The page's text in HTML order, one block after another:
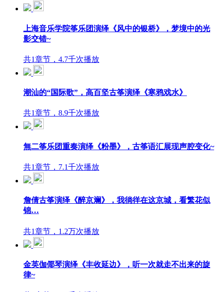
上海音乐学院筝乐团演绎《风中的银桥》，梦境中的光
影交错~
共1章节，4.7千次播放
潮汕的“国际歌”，高百坚古筝演绎《寒鸦戏水》
共1章节，8.9千次播放
無二筝乐团重奏演绎《粉墨》，古筝语汇展现声腔变化~
共1章节，7.1千次播放
詹倩古筝演绎《醉京斓》，我徜徉在这京城，看繁花似
锦…
共1章节，1.2万次播放
金英伽倻琴演绎《丰收延边》，听一次就走不出来的旋
律~